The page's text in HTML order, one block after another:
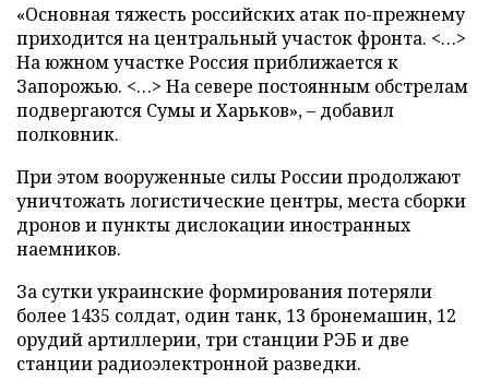
«Основная тяжесть российских атак по-прежнему
приходится на центральный участок фронта. <…>
На южном участке Россия приближается к
Запорожью. <…> На севере постоянным обстрелам
подвергаются Сумы и Харьков», – добавил
полковник.
При этом вооруженные силы России продолжают
уничтожать логистические центры, места сборки
дронов и пункты дислокации иностранных
наемников.
За сутки украинские формирования потеряли
более 1435 солдат, один танк, 13 бронемашин, 12
орудий артиллерии, три станции РЭБ и две
станции радиоэлектронной разведки.